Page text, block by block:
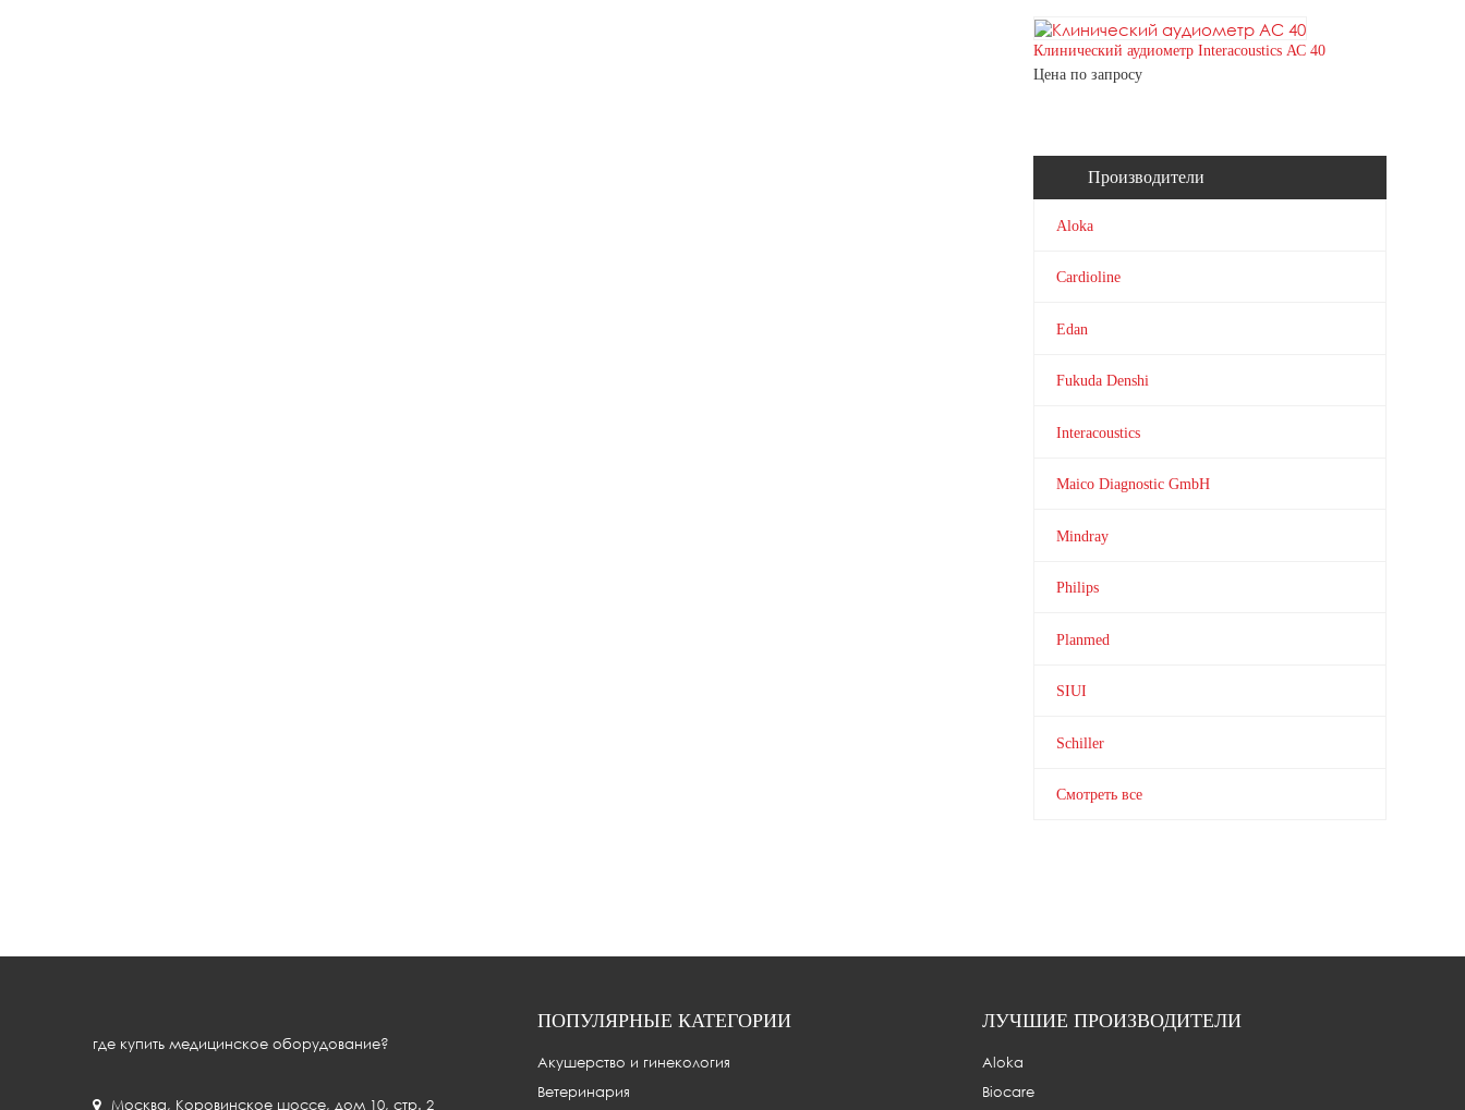
Клинический аудиометр Interacoustics АС 40
Цена по запросу
Производители
Aloka
Cardioline
Edan
Fukuda Denshi
Interacoustics
Maico Diagnostic GmbH
Mindray
Philips
Planmed
SIUI
Schiller
Смотреть все
где купить медицинское оборудование?
Москва, Коровинское шоссе, дом 10, стр. 2
ПОПУЛЯРНЫЕ КАТЕГОРИИ
Акушерство и гинекология
Ветеринария
ЛУЧШИЕ ПРОИЗВОДИТЕЛИ
Aloka
Biocare